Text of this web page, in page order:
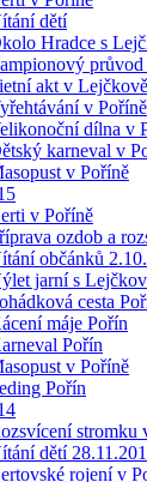
dětí
Hradce s
akt v Lejčkově
v Poříně
dílna v
karneval v
v Poříně
v Poříně
ozdob a
občánků
jarní s
cesta
máje Pořín
Pořín
v Poříně
Pořín
stromku
dětí
rojení v